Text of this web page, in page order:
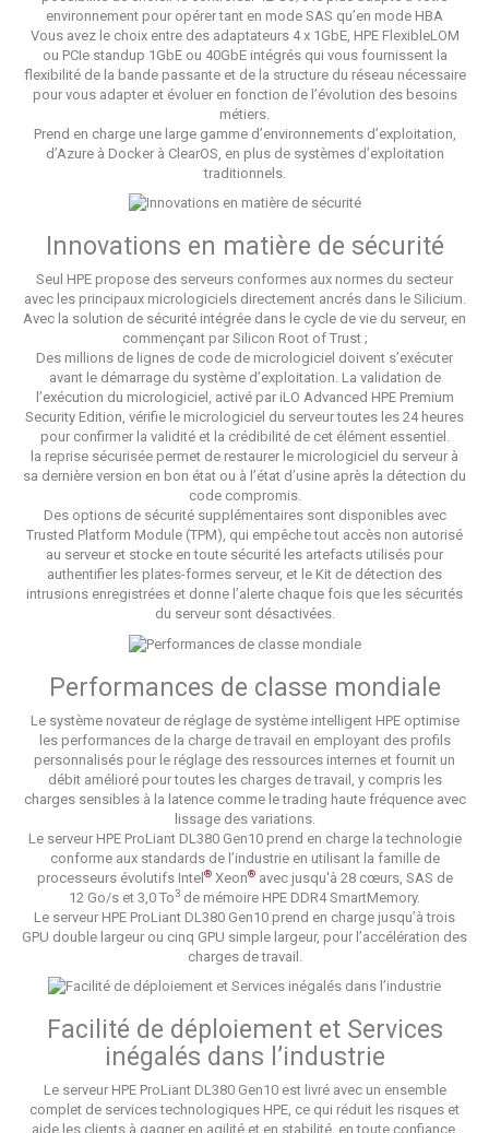
environnement pour opérer tant en mode SAS qu’en mode HBA
Vous avez le choix entre des adaptateurs 4 x 1GbE, HPE FlexibleLOM
ou PCIe standup 1GbE ou 40GbE intégrés qui vous fournissent la
flexibilité de la bande passante et de la structure du réseau nécessaire
pour vous adapter et évoluer en fonction de l’évolution des besoins
métiers.
Prend en charge une large gamme d’environnements d’exploitation,
d’Azure à Docker à ClearOS, en plus de systèmes d’exploitation
traditionnels.
Innovations en matière de sécurité
Seul HPE propose des serveurs conformes aux normes du secteur
avec les principaux micrologiciels directement ancrés dans le Silicium.
Avec la solution de sécurité intégrée dans le cycle de vie du serveur, en
commençant par Silicon Root of Trust ;
Des millions de lignes de code de micrologiciel doivent s’exécuter
avant le démarrage du système d’exploitation. La validation de
l’exécution du micrologiciel, activé par iLO Advanced HPE Premium
Security Edition, vérifie le micrologiciel du serveur toutes les 24 heures
pour confirmer la validité et la crédibilité de cet élément essentiel.
la reprise sécurisée permet de restaurer le micrologiciel du serveur à
sa dernière version en bon état ou à l’état d’usine après la détection du
code compromis.
Des options de sécurité supplémentaires sont disponibles avec
Trusted Platform Module (TPM), qui empêche tout accès non autorisé
au serveur et stocke en toute sécurité les artefacts utilisés pour
authentifier les plates-formes serveur, et le Kit de détection des
intrusions enregistrées et donne l’alerte chaque fois que les sécurités
du serveur sont désactivées.
Performances de classe mondiale
Le système novateur de réglage de système intelligent HPE optimise
les performances de la charge de travail en employant des profils
personnalisés pour le réglage des ressources internes et fournit un
débit amélioré pour toutes les charges de travail, y compris les
charges sensibles à la latence comme le trading haute fréquence avec
lissage des variations.
Le serveur HPE ProLiant DL380 Gen10 prend en charge la technologie
conforme aux standards de l’industrie en utilisant la famille de
processeurs évolutifs Intel ®Xeon®avec jusqu'à 28 cœurs, SAS de
12 Go/s et 3,0 To3 de mémoire HPE DDR4 SmartMemory.
Le serveur HPE ProLiant DL380 Gen10 prend en charge jusqu’à trois
GPU double largeur ou cinq GPU simple largeur, pour l’accélération des
charges de travail.
Facilité de déploiement et Services
inégalés dans l’industrie
Le serveur HPE ProLiant DL380 Gen10 est livré avec un ensemble
complet de services technologiques HPE, ce qui réduit les risques et
aide les clients à gagner en agilité et en stabilité, en toute confiance.